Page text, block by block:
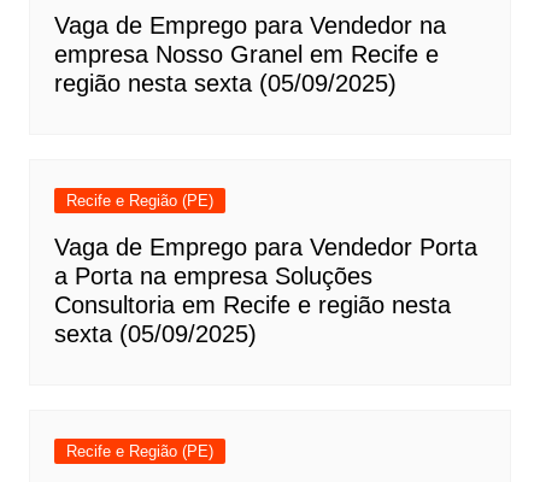
Vaga de Emprego para Vendedor na
empresa Nosso Granel em Recife e
região nesta sexta (05/09/2025)
Recife e Região (PE)
Vaga de Emprego para Vendedor Porta
a Porta na empresa Soluções
Consultoria em Recife e região nesta
sexta (05/09/2025)
Recife e Região (PE)